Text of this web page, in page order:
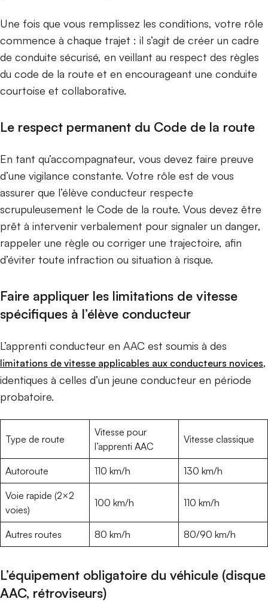
Une fois que vous remplissez les conditions, votre rôle
commence à chaque trajet : il s’agit de créer un cadre
de conduite sécurisé, en veillant au respect des règles
du code de la route et en encourageant une conduite
courtoise et collaborative.
Le respect permanent du Code de la route
En tant qu’accompagnateur, vous devez faire preuve
d’une vigilance constante. Votre rôle est de vous
assurer que l’élève conducteur respecte
scrupuleusement le Code de la route. Vous devez être
prêt à intervenir verbalement pour signaler un danger,
rappeler une règle ou corriger une trajectoire, afin
d’éviter toute infraction ou situation à risque.
Faire appliquer les limitations de vitesse
spécifiques à l’élève conducteur
L’apprenti conducteur en AAC est soumis à des
limitations de vitesse applicables aux conducteurs novices,
identiques à celles d’un jeune conducteur en période
probatoire.
Type de route
Vitesse pour
l’apprenti AAC
Vitesse classique
Autoroute 110 km/h 130 km/h
Voie rapide (2×2
voies)
100 km/h 110 km/h
Autres routes 80 km/h 80/90 km/h
L’équipement obligatoire du véhicule (disque
AAC, rétroviseurs)